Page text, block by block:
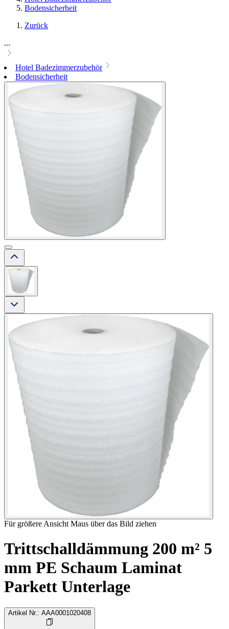
Bodensicherheit
Zurück
...
Hotel Badezimmerzubehör
Bodensicherheit
Für größere Ansicht Maus über das Bild ziehen
Trittschalldämmung 200 m² 5
mm PE Schaum Laminat
Parkett Unterlage
Artikel Nr. : AAA0001020408